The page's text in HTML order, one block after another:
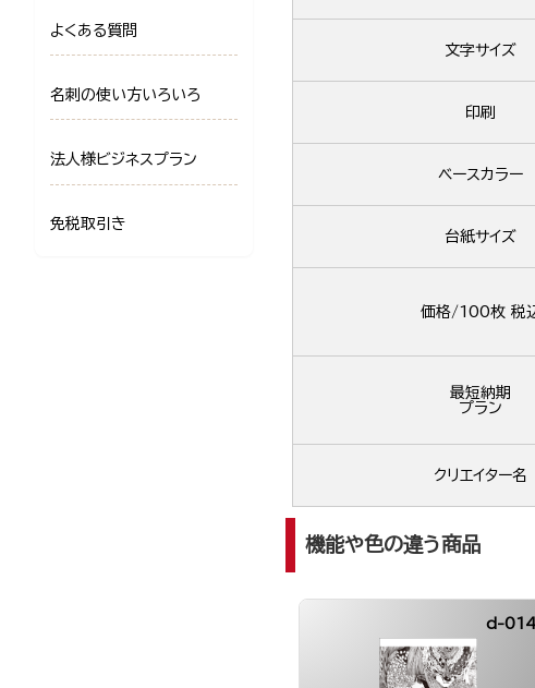
文字サイズ
印刷
ベースカラー
台紙サイズ
価格/100枚 税
最短納期
プラン
クリエイター名
機能や色の違う商品
d-
よくある質問
名刺の使い方いろいろ
法人様ビジネスプラン
免税取引き